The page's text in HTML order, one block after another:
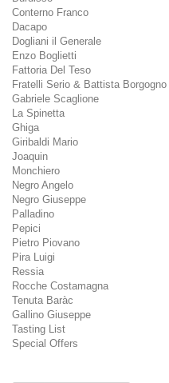
Conterno Franco
Dacapo
Dogliani il Generale
Enzo Boglietti
Fattoria Del Teso
Fratelli Serio & Battista Borgogno
Gabriele Scaglione
La Spinetta
Ghiga
Giribaldi Mario
Joaquin
Monchiero
Negro Angelo
Negro Giuseppe
Palladino
Pepici
Pietro Piovano
Pira Luigi
Ressia
Rocche Costamagna
Tenuta Baràc
Gallino Giuseppe
Tasting List
Special Offers